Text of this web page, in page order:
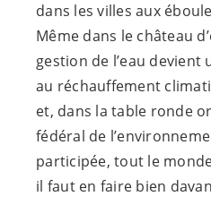
dans les villes aux
Même dans le château
gestion de l’eau devient
au réchauffement
et, dans la table ronde
fédéral de
participée, tout le
il faut en faire bien